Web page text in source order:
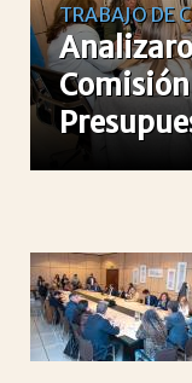
TRABAJO DE